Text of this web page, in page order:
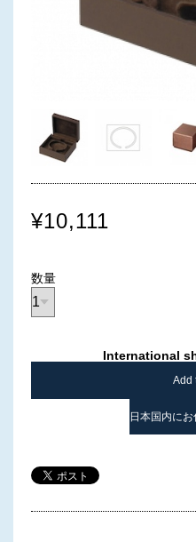
¥10,111
数量
International
Add
日本国内に